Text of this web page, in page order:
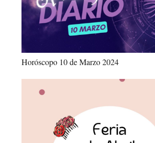
Horóscopo 10 de Marzo 2024